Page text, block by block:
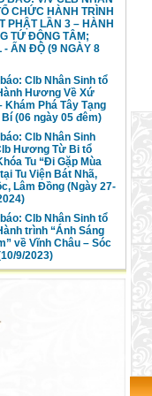
Thông báo: V/v Kế hoạch
hoạt động Clb Nhân Sinh
tháng 07, 08, 09/2019
CHỨC HÀNH TRÌNH
PHẬT LẦN 3 – HÀNH
TỨ ĐỘNG TÂM;
- ẤN ĐỘ (9 NGÀY 8
Clb Nhân Sinh tổ
Hương Về Xứ
Khám Phá Tây Tạng
Bí (06 ngày 05 đêm)
Clb Nhân Sinh
Hương Từ Bi tổ
Tu “Đi Gặp Mùa
Tu Viện Bát Nhã,
Lâm Đồng (Ngày 27-
Clb Nhân Sinh tổ
trình “Ánh Sáng
về Vĩnh Châu – Sóc
9/2023)